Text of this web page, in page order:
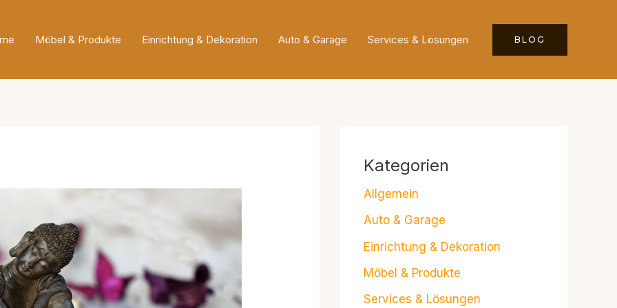
Möbel & Produkte Einrichtung & Dekoration Auto & Garage Services & Lösungen BLOG
Kategorien
Allgemein
Auto & Garage
Einrichtung & Dekoration
Möbel & Produkte
Services & Lösungen